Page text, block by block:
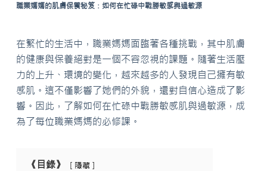
職業媽媽的肌膚保養秘笈：如何在忙碌中戰勝敏感與過敏源
在繁忙的生活中，職業媽媽面臨著各種挑戰，其中肌膚
的健康與保養絕對是一個不容忽視的課題。隨著生活壓
力的上升、環境的變化，越來越多的人發現自己擁有敏
感肌。這不僅影響了她們的外貌，還對自信心造成了影
響。因此，了解如何在忙碌中戰勝敏感肌與過敏源，成
為了每位職業媽媽的必修課。
《目錄》 隱藏